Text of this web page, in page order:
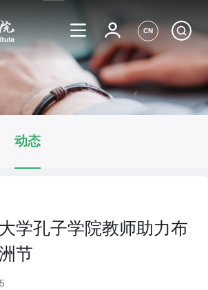
CN
动态
学孔子学院教师助力布
节